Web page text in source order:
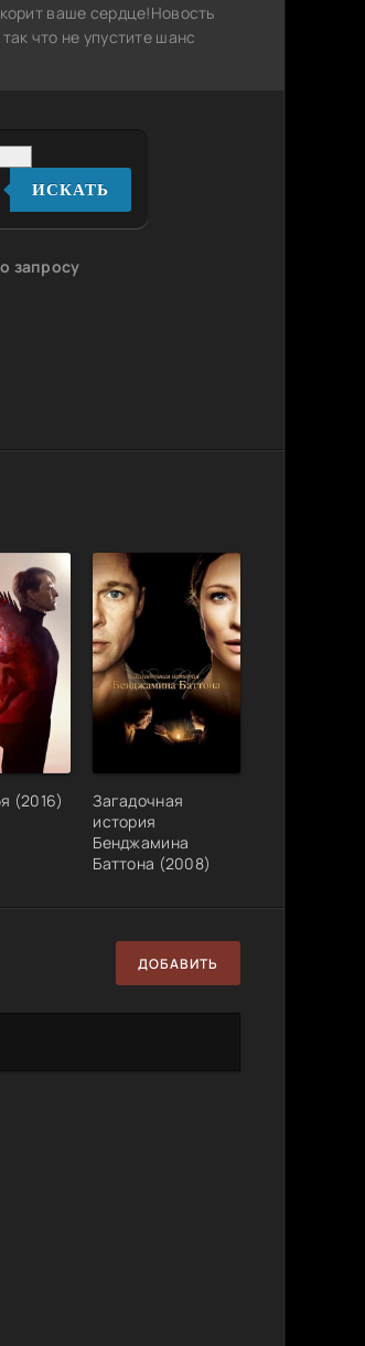
ваше сердце!Новость
что не упустите шанс
ИСКАТЬ
запросу
(2016)
Загадочная
история
Бенджамина
Баттона (2008)
ДОБАВИТЬ